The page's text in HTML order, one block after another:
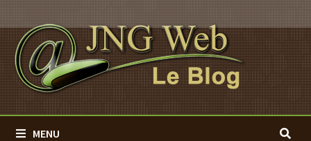
au
contenu
MENU